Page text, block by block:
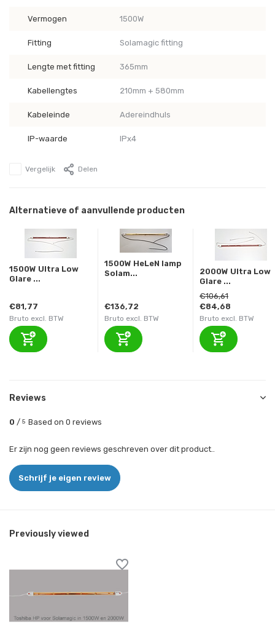
Vermogen 1500W
Fitting Solamagic fitting
Lengte met fitting 365mm
Kabellengtes 210mm + 580mm
Kabeleinde Adereindhuls
IP-waarde IPx4
Vergelijk Delen
Alternatieve of aanvullende producten
1500W Ultra Low
Glare ...
€81,77
Bruto excl. BTW
1500W HeLeN lamp
Solam...
€136,72
Bruto excl. BTW
2000W Ultra Low
Glare ...
€106,61
€84,68
Bruto excl. BTW
Reviews
0 / 5 Based on 0 reviews
Er zijn nog geen reviews geschreven over dit product..
Schrijf je eigen review
Previously viewed